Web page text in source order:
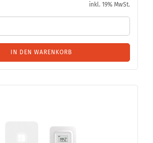
inkl. 19% MwSt.
IN DEN WARENKORB